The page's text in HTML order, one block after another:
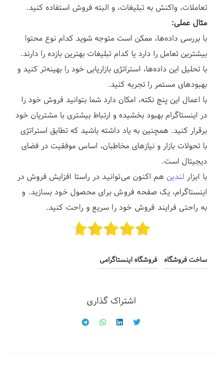
تعاملات، واکنش به تبلیغات، و البته فروش استفاده کنید.
مثال عملی:
با بررسی داده‌ها، ممکن است متوجه شوید کدام نوع محتوا
بیشترین تعامل را دارد یا کدام تبلیغات بهترین بازده را دارند.
با تحلیل این داده‌ها، استراتژی بازاریابی خود را بهینه‌تر کنید و
بهبودهای مستمر را تجربه کنید.
با اعمال این پنج نکته، امکان دارد شما بتوانید فروش خود را
در اینستاگرام بهبود بخشیده و ارتباط بیشتری با مشتریان خود
برقرار کنید. همچنین به یاد داشته باشید که تطابق استراتژی
با تحولات بازار و نیازهای مخاطبان، اساس موفقیت در فضای
دیجیتال است.
با ابزار لندین هم اکنون می‌توانید در راستا افزایش فروش در
اینستاگرام، یک صفحه فروش برای محصول خود بسازید. و
به راحتی فرایند فروش خود را سریع و راحت کنید.
ساخت فروشگاه فروشگاه اینستاگرامی
اشتراک گذاری